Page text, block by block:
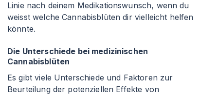
Linie nach deinem Medikationswunsch, wenn du
weisst welche Cannabisblüten dir vielleicht helfen
könnte.
Die Unterschiede bei medizinischen
Cannabisblüten
Es gibt viele Unterschiede und Faktoren zur
Beurteilung der potenziellen Effekte von